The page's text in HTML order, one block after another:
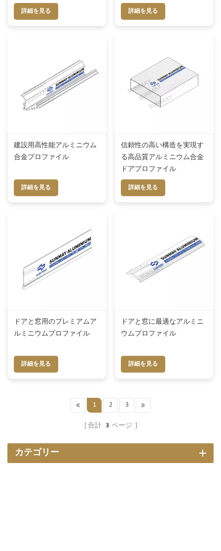
詳細を見る 詳細を見る
建設用高性能アルミニウム
合金プロファイル
詳細を見る
信頼性の高い構造を実現す
る高品質アルミニウム合金
ドアプロファイル
詳細を見る
ドアと窓用のプレミアムア
ルミニウムプロファイル
詳細を見る
ドアと窓に最適なアルミニ
ウムプロファイル
詳細を見る
1 2 3
合計 3 ページ
カテゴリー